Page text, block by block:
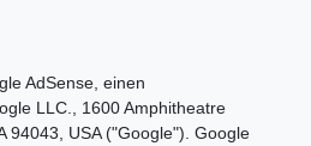
AdSense, einen
LLC., 1600 Amphitheatre
94043, USA ("Google"). Google